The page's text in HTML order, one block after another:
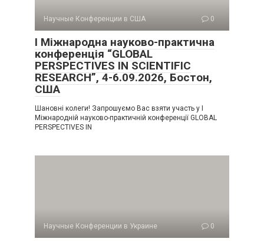
Научные Конференции в США 0
I Міжнародна науково-практична
конференція “GLOBAL
PERSPECTIVES IN SCIENTIFIC
RESEARCH”, 4-6.09.2026, Бостон,
США
Шановні колеги! Запрошуємо Вас взяти участь у I
Міжнародній науково-практичній конференції GLOBAL
PERSPECTIVES IN
Научные Конференции в Украине 0